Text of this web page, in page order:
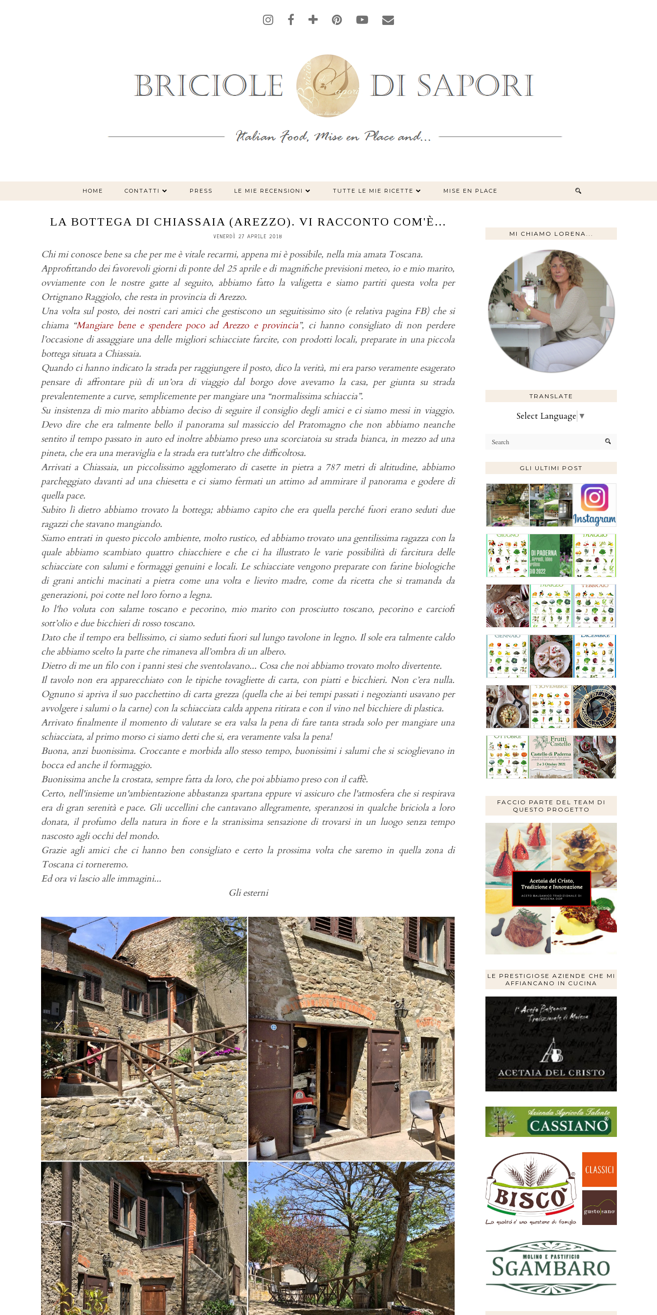
HOME CONTATTI PRESS LE MIE RECENSIONI TUTTE LE MIE RICETTE MISE EN PLACE
LA BOTTEGA DI CHIASSAIA (AREZZO). VI RACCONTO COM'È...
VENERDÌ 27 APRILE 2018
Chi mi conosce bene sa che per me è vitale recarmi, appena mi è possibile, nella mia amata Toscana.
Approfittando dei favorevoli giorni di ponte del 25 aprile e di magnifiche previsioni meteo, io e mio marito,
ovviamente con le nostre gatte al seguito, abbiamo fatto la valigetta e siamo partiti questa volta per
Ortignano Raggiolo, che resta in provincia di Arezzo.
Una volta sul posto, dei nostri cari amici che gestiscono un seguitissimo sito (e relativa pagina FB) che si
chiama “Mangiare bene e spendere poco ad Arezzo e provincia”, ci hanno consigliato di non perdere
l’occasione di assaggiare una delle migliori schiacciate farcite, con prodotti locali, preparate in una piccola
bottega situata a Chiassaia.
Quando ci hanno indicato la strada per raggiungere il posto, dico la verità, mi era parso veramente esagerato
pensare di affrontare più di un’ora di viaggio dal borgo dove avevamo la casa, per giunta su strada
prevalentemente a curve, semplicemente per mangiare una “normalissima schiaccia”.
Su insistenza di mio marito abbiamo deciso di seguire il consiglio degli amici e ci siamo messi in viaggio.
Devo dire che era talmente bello il panorama sul massiccio del Pratomagno che non abbiamo neanche
sentito il tempo passato in auto ed inoltre abbiamo preso una scorciatoia su strada bianca, in mezzo ad una
pineta, che era una meraviglia e la strada era tutt'altro che difficoltosa.
Arrivati a Chiassaia, un piccolissimo agglomerato di casette in pietra a 787 metri di altitudine, abbiamo
parcheggiato davanti ad una chiesetta e ci siamo fermati un attimo ad ammirare il panorama e godere di
quella pace.
Subito lì dietro abbiamo trovato la bottega; abbiamo capito che era quella perché fuori erano seduti due
ragazzi che stavano mangiando.
Siamo entrati in questo piccolo ambiente, molto rustico, ed abbiamo trovato una gentilissima ragazza con la
quale abbiamo scambiato quattro chiacchiere e che ci ha illustrato le varie possibilità di farcitura delle
schiacciate con salumi e formaggi genuini e locali. Le schiacciate vengono preparate con farine biologiche
di grani antichi macinati a pietra come una volta e lievito madre, come da ricetta che si tramanda da
generazioni, poi cotte nel loro forno a legna.
Io l'ho voluta con salame toscano e pecorino, mio marito con prosciutto toscano, pecorino e carciofi
sott’olio e due bicchieri di rosso toscano.
Dato che il tempo era bellissimo, ci siamo seduti fuori sul lungo tavolone in legno. Il sole era talmente caldo
che abbiamo scelto la parte che rimaneva all’ombra di un albero.
Dietro di me un filo con i panni stesi che sventolavano... Cosa che noi abbiamo trovato molto divertente.
Il tavolo non era apparecchiato con le tipiche tovagliette di carta, con piatti e bicchieri. Non c’era nulla.
Ognuno si apriva il suo pacchettino di carta grezza (quella che ai bei tempi passati i negozianti usavano per
avvolgere i salumi o la carne) con la schiacciata calda appena ritirata e con il vino nel bicchiere di plastica.
Arrivato finalmente il momento di valutare se era valsa la pena di fare tanta strada solo per mangiare una
schiacciata, al primo morso ci siamo detti che si, era veramente valsa la pena!
Buona, anzi buonissima. Croccante e morbida allo stesso tempo, buonissimi i salumi che si scioglievano in
bocca ed anche il formaggio.
Buonissima anche la crostata, sempre fatta da loro, che poi abbiamo preso con il caffè.
Certo, nell'insieme un'ambientazione abbastanza spartana eppure vi assicuro che l'atmosfera che si respirava
era di gran serenità e pace. Gli uccellini che cantavano allegramente, speranzosi in qualche briciola a loro
donata, il profumo della natura in fiore e la stranissima sensazione di trovarsi in un luogo senza tempo
nascosto agli occhi del mondo.
Grazie agli amici che ci hanno ben consigliato e certo la prossima volta che saremo in quella zona di
Toscana ci torneremo.
Ed ora vi lascio alle immagini...
Gli esterni
MI CHIAMO LORENA...
TRANSLATE
Select Language ▼
GLI ULTIMI POST
FACCIO PARTE DEL TEAM DI
QUESTO PROGETTO
LE PRESTIGIOSE AZIENDE CHE MI
AFFIANCANO IN CUCINA